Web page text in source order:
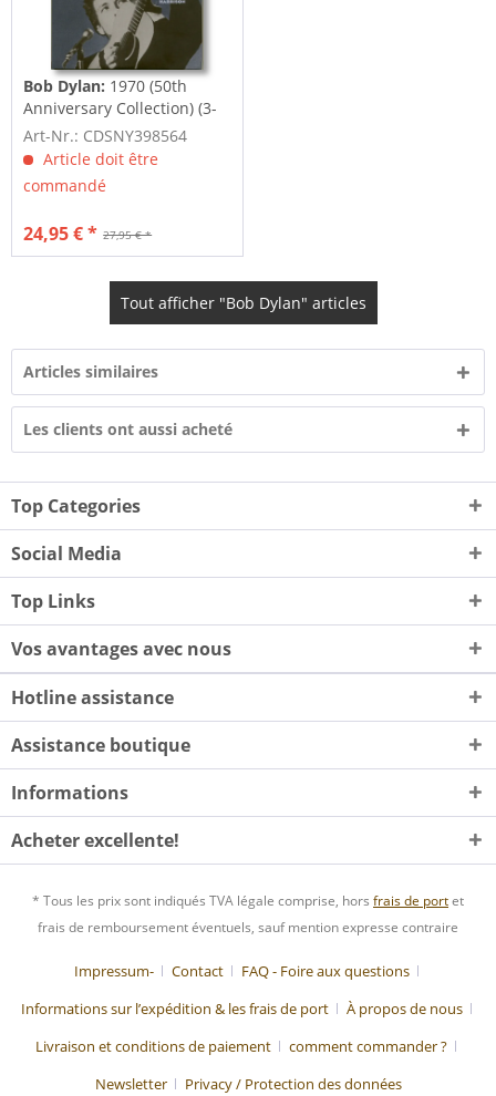
Bob Dylan: 1970 (50th
Anniversary Collection) (3-
CD)
Art-Nr.: CDSNY398564
Article doit être
commandé
27,95 € *
24,95 € *
Tout afficher "Bob Dylan" articles
Articles similaires
Les clients ont aussi acheté
Top Categories
Social Media
Top Links
Vos avantages avec nous
Hotline assistance
Assistance boutique
Informations
Acheter excellente!
* Tous les prix sont indiqués TVA légale comprise, hors frais de portet
frais de remboursement éventuels, sauf mention expresse contraire
Impressum- Contact
FAQ - Foire aux questions
Informations sur l’expédition & les frais de port
À propos de nous
Livraison et conditions de paiement
comment commander ?
Newsletter
Privacy / Protection des données